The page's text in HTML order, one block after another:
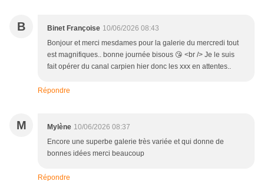
B Binet Françoise 10/06/2026 08:43
Bonjour et merci mesdames pour la galerie du mercredi tout
est magnifiques.. bonne journée bisous 😘 <br /> Je le suis
fait opérer du canal carpien hier donc les xxx en attentes..
Répondre
M Mylène 10/06/2026 08:37
Encore une superbe galerie très variée et qui donne de
bonnes idées merci beaucoup
Répondre